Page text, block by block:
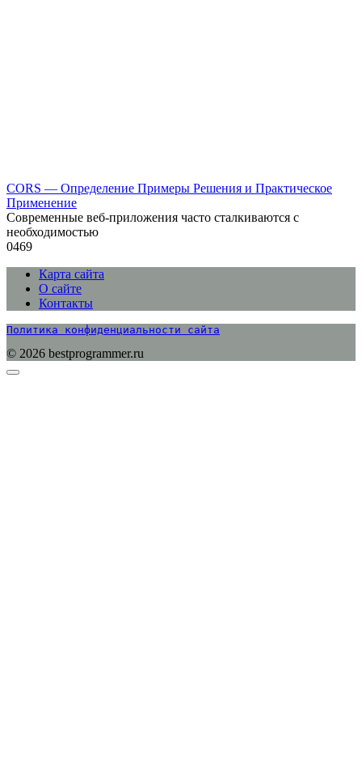
CORS — Определение Примеры Решения и Практическое
Применение
Современные веб-приложения часто сталкиваются с
необходимостью
0469
Карта сайта
О сайте
Контакты
Политика конфиденциальности сайта
© 2026 bestprogrammer.ru